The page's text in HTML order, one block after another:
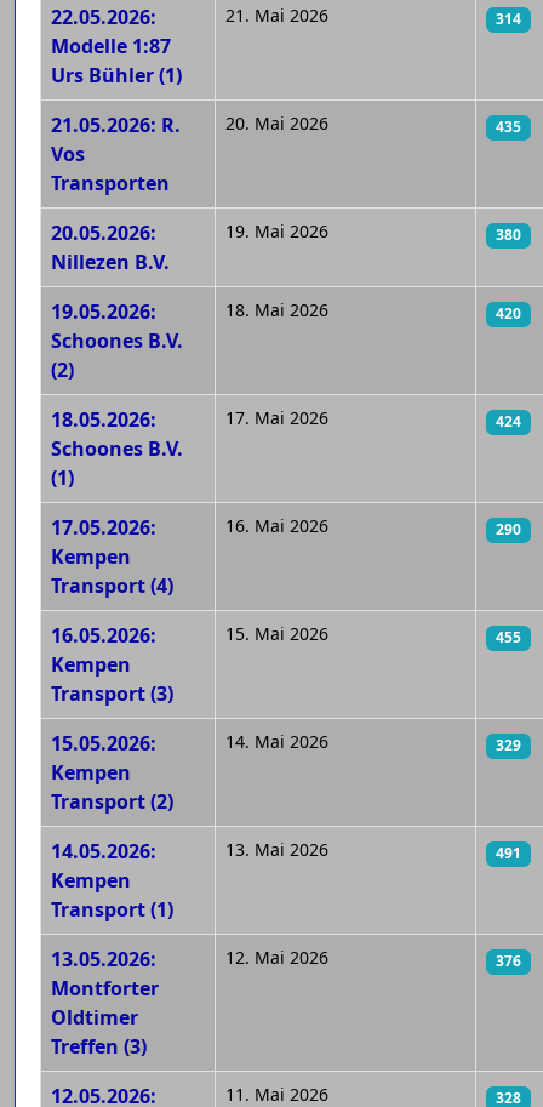
22.05.2026:
Modelle 1:87
Urs Bühler (1)
21. Mai 2026 314
21.05.2026: R.
Vos
Transporten
20. Mai 2026 435
20.05.2026:
Nillezen B.V.
19. Mai 2026 380
19.05.2026:
Schoones B.V.
(2)
18. Mai 2026 420
18.05.2026:
Schoones B.V.
(1)
17. Mai 2026 424
17.05.2026:
Kempen
Transport (4)
16. Mai 2026 290
16.05.2026:
Kempen
Transport (3)
15. Mai 2026 455
15.05.2026:
Kempen
Transport (2)
14. Mai 2026 329
14.05.2026:
Kempen
Transport (1)
13. Mai 2026 491
13.05.2026:
Montforter
Oldtimer
Treffen (3)
12. Mai 2026 376
12.05.2026:
11. Mai 2026 328